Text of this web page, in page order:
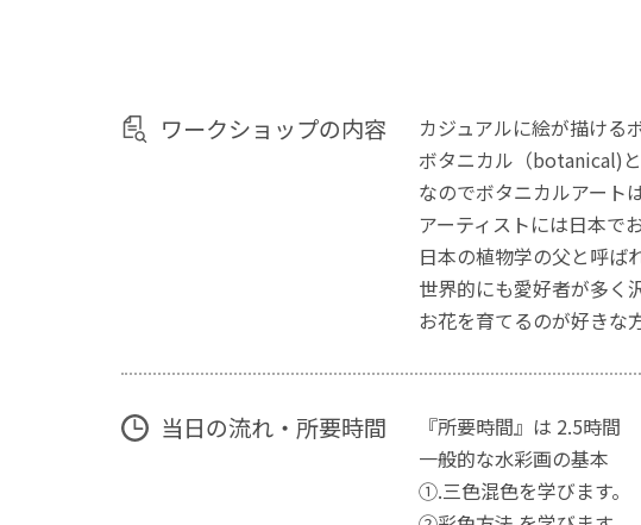
ワークショップの内容
カジュアルに絵が描ける
ボタニカル（botanical)
なのでボタニカルアート
アーティストには日本で
日本の植物学の父と呼ば
世界的にも愛好者が多く
お花を育てるのが好きな
当日の流れ・所要時間
『所要時間』は 2.5時
一般的な水彩画の基本
①.三色混色を学びます。